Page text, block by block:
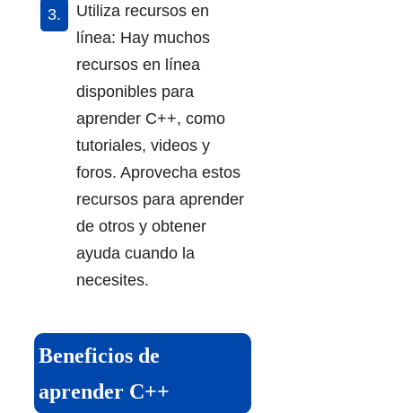
Utiliza recursos en
línea: Hay muchos
recursos en línea
disponibles para
aprender C++, como
tutoriales, videos y
foros. Aprovecha estos
recursos para aprender
de otros y obtener
ayuda cuando la
necesites.
Beneficios de
aprender C++